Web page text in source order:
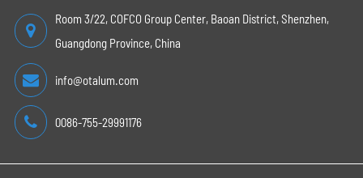
Room 3/22, COFCO Group Center, Baoan District, Shenzhen,
Guangdong Province, China
info@otalum.com
0086-755-29991176